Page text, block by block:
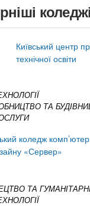
коледжі
Київський центр
технічної освіти
ТА
коледж
«Сервер»
ТА